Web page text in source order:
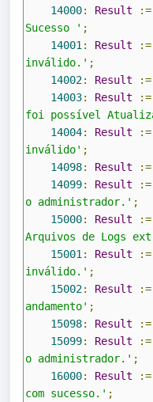
14000: Result :=
Sucesso ' ;
14001 : Result :=
inválido.' ;
14002: Result :=
14003: Result :=
foi possível
14004: Result :=
inválido' ;
14098: Result :=
14099: Result :=
o administrador.' ;
15000: Result :=
Arquivos de Logs
15001 : Result :=
inválido.' ;
15002: Result :=
andamento' ;
15098: Result :=
15099: Result :=
o administrador.' ;
16000: Result :=
com sucesso.' ;